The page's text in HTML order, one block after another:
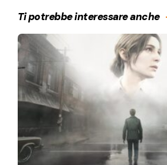
Ti potrebbe interessare anche